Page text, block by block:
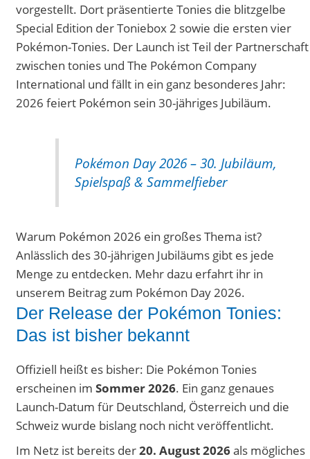
vorgestellt. Dort präsentierte Tonies die blitzgelbe
Special Edition der Toniebox 2 sowie die ersten vier
Pokémon-Tonies. Der Launch ist Teil der Partnerschaft
zwischen tonies und The Pokémon Company
International und fällt in ein ganz besonderes Jahr:
2026 feiert Pokémon sein 30-jähriges Jubiläum.
Pokémon Day 2026 – 30. Jubiläum,
Spielspaß & Sammelfieber
Warum Pokémon 2026 ein großes Thema ist?
Anlässlich des 30-jährigen Jubiläums gibt es jede
Menge zu entdecken. Mehr dazu erfahrt ihr in
unserem Beitrag zum Pokémon Day 2026.
Der Release der Pokémon Tonies:
Das ist bisher bekannt
Offiziell heißt es bisher: Die Pokémon Tonies
erscheinen im Sommer 2026. Ein ganz genaues
Launch-Datum für Deutschland, Österreich und die
Schweiz wurde bislang noch nicht veröffentlicht.
Im Netz ist bereits der20. August 2026als mögliches